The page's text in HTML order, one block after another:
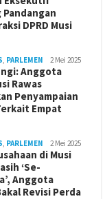
DPRD Musi
, PARLEMEN 2 Mei 2025
Anggota
Rawas
Penyampaian
Empat
, PARLEMEN 2 Mei 2025
di Musi
‘Se-
Anggota
Revisi Perda